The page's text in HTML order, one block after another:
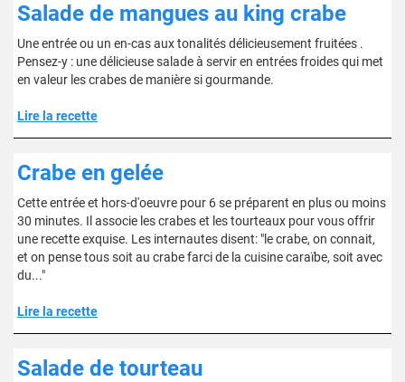
Salade de mangues au king crabe
Une entrée ou un en-cas aux tonalités délicieusement fruitées .
Pensez-y : une délicieuse salade à servir en entrées froides qui met
en valeur les crabes de manière si gourmande.
Lire la recette
Crabe en gelée
Cette entrée et hors-d'oeuvre pour 6 se préparent en plus ou moins
30 minutes. Il associe les crabes et les tourteaux pour vous offrir
une recette exquise. Les internautes disent: "le crabe, on connait,
et on pense tous soit au crabe farci de la cuisine caraïbe, soit avec
du..."
Lire la recette
Salade de tourteau